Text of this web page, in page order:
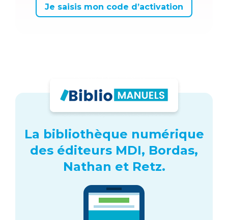
Je saisis mon code d’activation
La bibliothèque numérique
des éditeurs MDI, Bordas,
Nathan et Retz.